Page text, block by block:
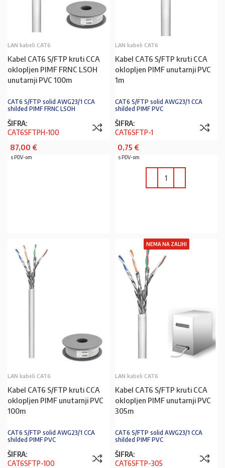
LAN kabeli CAT6
Kabel CAT6 S/FTP kruti CCA
oklopljen PIMF FRNC LSOH
unutarnji PVC 100m
CAT6 S/FTP solid AWG23/1 CCA
shilded PIMF FRNC LSOH
ŠIFRA:
CAT6SFTPH-100
87,00 €
s PDV-om
LAN kabeli CAT6
Kabel CAT6 S/FTP kruti CCA
oklopljen PIMF unutarnji PVC
1m
CAT6 S/FTP solid AWG23/1 CCA
shilded PIMF PVC
ŠIFRA:
CAT6SFTP-1
0,75 €
s PDV-om
LAN kabeli CAT6
Kabel CAT6 S/FTP kruti CCA
oklopljen PIMF unutarnji PVC
100m
CAT6 S/FTP solid AWG23/1 CCA
shilded PIMF PVC
ŠIFRA:
CAT6SFTP-100
NEMA NA ZALIHI
LAN kabeli CAT6
Kabel CAT6 S/FTP kruti CCA
oklopljen PIMF unutarnji PVC
305m
CAT6 S/FTP solid AWG23/1 CCA
shilded PIMF PVC
ŠIFRA:
CAT6SFTP-305